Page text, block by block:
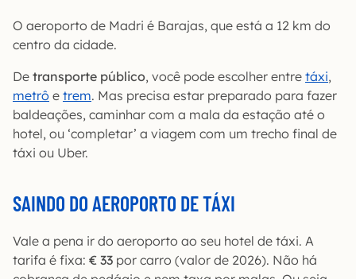
O aeroporto de Madri é Barajas, que está a 12 km do
centro da cidade.
De transporte público, você pode escolher entre táxi,
metrô e trem. Mas precisa estar preparado para fazer
baldeações, caminhar com a mala da estação até o
hotel, ou ‘completar’ a viagem com um trecho final de
táxi ou Uber.
SAINDO DO AEROPORTO DE TÁXI
Vale a pena ir do aeroporto ao seu hotel de táxi. A
tarifa é fixa: € 33 por carro (valor de 2026). Não há